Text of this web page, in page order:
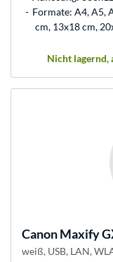
Formate: A4, A5,
cm, 13x18 cm,
Nicht lagernd,
CanonMaxify
weiß, USB, LAN,